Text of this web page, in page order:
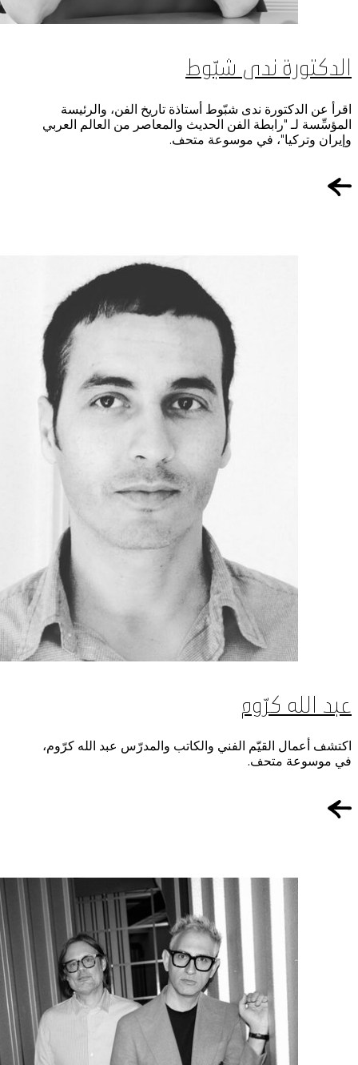
الدكتورة ندى شبّوط
اقرأ عن الدكتورة ندى شبّوط أستاذة تاريخ الفن، والرئيسة
المؤسِّسة لـ "رابطة الفن الحديث والمعاصر من العالم العربي
وإيران وتركيا"، في موسوعة متحف.
عبد الله كرّوم
اكتشف أعمال القيّم الفني والكاتب والمدرّس عبد الله كرّوم،
في موسوعة متحف.